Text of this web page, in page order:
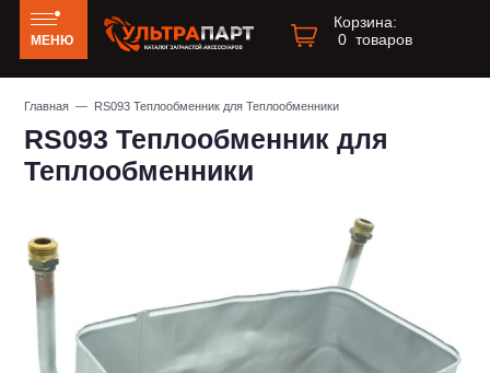
МЕНЮ
Корзина:
0 товаров
Главная — RS093 Теплообменник для Теплообменники
RS093 Теплообменник для
Теплообменники